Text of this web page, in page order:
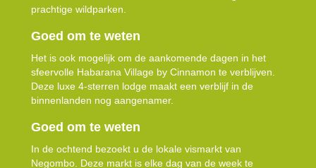
prachtige wildparken.
Goed om te weten
Het is ook mogelijk om de aankomende dagen in het
sfeervolle Habarana Village by Cinnamon te verblijven.
Deze luxe 4-sterren lodge maakt een verblijf in de
binnenlanden nog aangenamer.
Goed om te weten
In de ochtend bezoekt u de lokale vismarkt van
Negombo. Deze markt is elke dag van de week te